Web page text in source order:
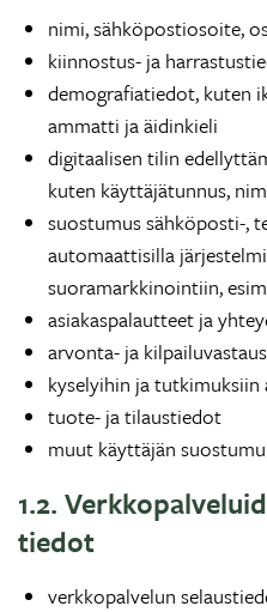
nimi, sähköpostiosoite,
kiinnostus- ja
demografiatiedot, kuten
ammatti ja äidinkieli
digitaalisen tilin
kuten käyttäjätunnus,
suostumus sähköposti-,
automaattisilla
suoramarkkinointiin,
asiakaspalautteet ja
arvonta- ja
kyselyihin ja
tuote- ja tilaustiedot
muut käyttäjän
1.2.
tiedot
verkkopalvelun